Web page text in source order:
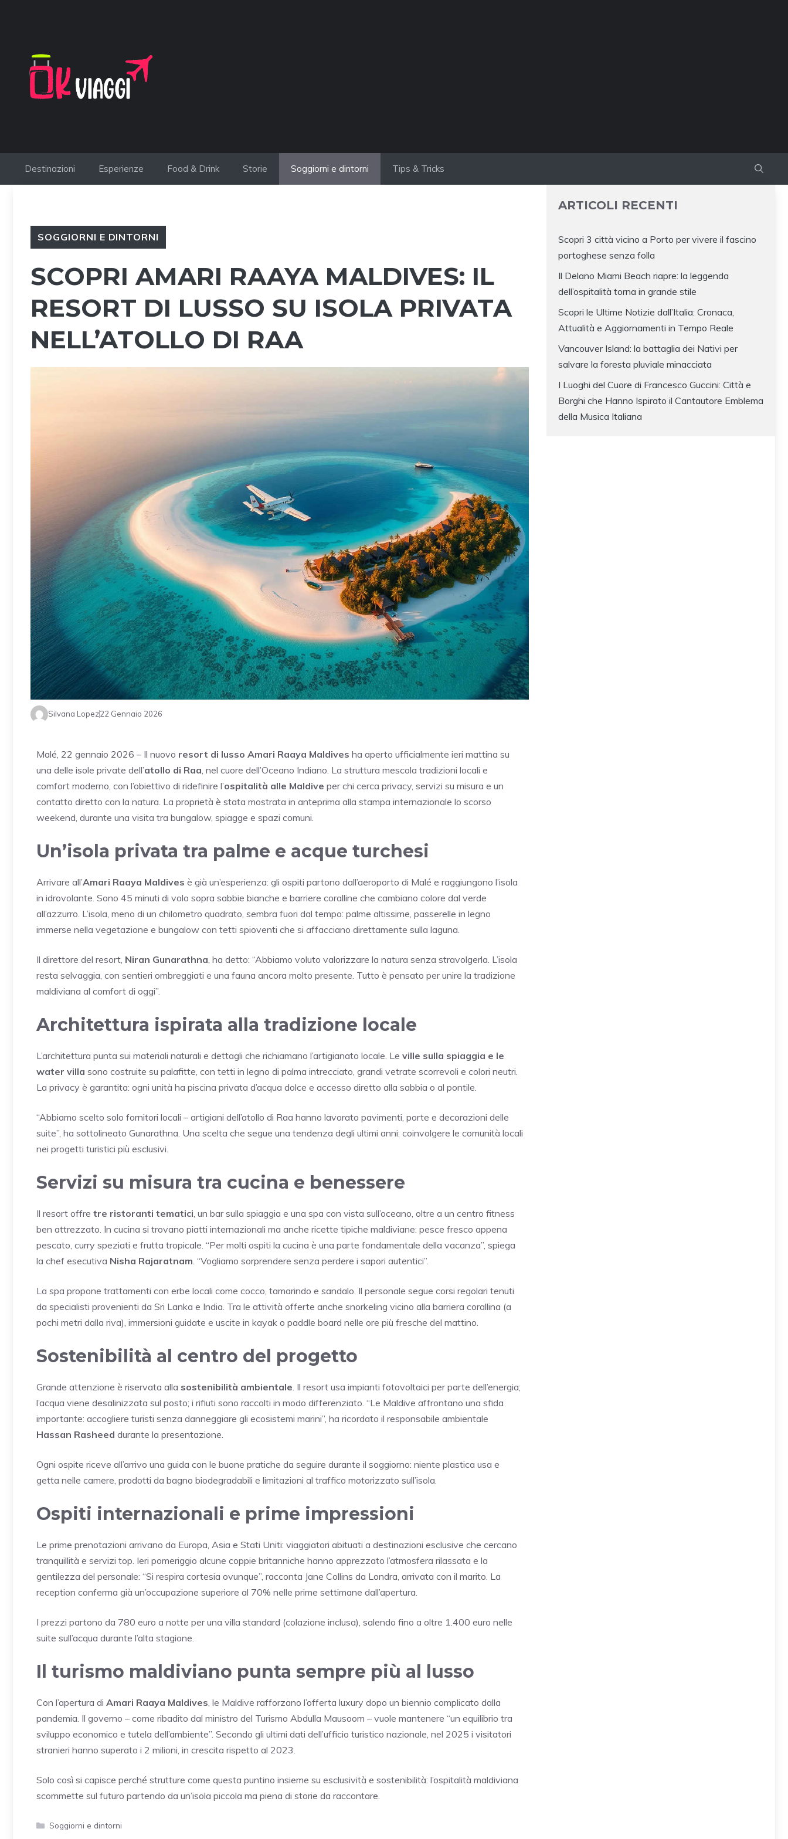
Destinazioni Esperienze Food & Drink Storie Soggiorni e dintorni Tips & Tricks
SOGGIORNI E DINTORNI
SCOPRI AMARI RAAYA MALDIVES: IL
RESORT DI LUSSO SU ISOLA PRIVATA
NELL’ATOLLO DI RAA
Silvana Lopez22 Gennaio 2026
Malé, 22 gennaio 2026 – Il nuovo resort di lusso Amari Raaya Maldives ha aperto ufficialmente ieri mattina su
una delle isole private dell’atollo di Raa , nel cuore dell’Oceano Indiano. La struttura mescola tradizioni locali e
comfort moderno, con l’obiettivo di ridefinire l’ospitalità alle Maldive per chi cerca privacy, servizi su misura e un
contatto diretto con la natura. La proprietà è stata mostrata in anteprima alla stampa internazionale lo scorso
weekend, durante una visita tra bungalow, spiagge e spazi comuni.
Un’isola privata tra palme e acque turchesi
Arrivare all’Amari Raaya Maldives è già un’esperienza: gli ospiti partono dall’aeroporto di Malé e raggiungono l’isola
in idrovolante. Sono 45 minuti di volo sopra sabbie bianche e barriere coralline che cambiano colore dal verde
all’azzurro. L’isola, meno di un chilometro quadrato, sembra fuori dal tempo: palme altissime, passerelle in legno
immerse nella vegetazione e bungalow con tetti spioventi che si affacciano direttamente sulla laguna.
Il direttore del resort, Niran Gunarathna , ha detto: “Abbiamo voluto valorizzare la natura senza stravolgerla. L’isola
resta selvaggia, con sentieri ombreggiati e una fauna ancora molto presente. Tutto è pensato per unire la tradizione
maldiviana al comfort di oggi”.
Architettura ispirata alla tradizione locale
L’architettura punta sui materiali naturali e dettagli che richiamano l’artigianato locale. Le ville sulla spiaggia e le
water villa sono costruite su palafitte, con tetti in legno di palma intrecciato, grandi vetrate scorrevoli e colori neutri.
La privacy è garantita: ogni unità ha piscina privata d’acqua dolce e accesso diretto alla sabbia o al pontile.
“Abbiamo scelto solo fornitori locali – artigiani dell’atollo di Raa hanno lavorato pavimenti, porte e decorazioni delle
suite”, ha sottolineato Gunarathna. Una scelta che segue una tendenza degli ultimi anni: coinvolgere le comunità locali
nei progetti turistici più esclusivi.
Servizi su misura tra cucina e benessere
Il resort offre tre ristoranti tematici , un bar sulla spiaggia e una spa con vista sull’oceano, oltre a un centro fitness
ben attrezzato. In cucina si trovano piatti internazionali ma anche ricette tipiche maldiviane: pesce fresco appena
pescato, curry speziati e frutta tropicale. “Per molti ospiti la cucina è una parte fondamentale della vacanza”, spiega
la chef esecutiva Nisha Rajaratnam . “Vogliamo sorprendere senza perdere i sapori autentici”.
La spa propone trattamenti con erbe locali come cocco, tamarindo e sandalo. Il personale segue corsi regolari tenuti
da specialisti provenienti da Sri Lanka e India. Tra le attività offerte anche snorkeling vicino alla barriera corallina (a
pochi metri dalla riva), immersioni guidate e uscite in kayak o paddle board nelle ore più fresche del mattino.
Sostenibilità al centro del progetto
Grande attenzione è riservata alla sostenibilità ambientale . Il resort usa impianti fotovoltaici per parte dell’energia;
l’acqua viene desalinizzata sul posto; i rifiuti sono raccolti in modo differenziato. “Le Maldive affrontano una sfida
importante: accogliere turisti senza danneggiare gli ecosistemi marini”, ha ricordato il responsabile ambientale
Hassan Rasheed durante la presentazione.
Ogni ospite riceve all’arrivo una guida con le buone pratiche da seguire durante il soggiorno: niente plastica usa e
getta nelle camere, prodotti da bagno biodegradabili e limitazioni al traffico motorizzato sull’isola.
Ospiti internazionali e prime impressioni
Le prime prenotazioni arrivano da Europa, Asia e Stati Uniti: viaggiatori abituati a destinazioni esclusive che cercano
tranquillità e servizi top. Ieri pomeriggio alcune coppie britanniche hanno apprezzato l’atmosfera rilassata e la
gentilezza del personale: “Si respira cortesia ovunque”, racconta Jane Collins da Londra, arrivata con il marito. La
reception conferma già un’occupazione superiore al 70% nelle prime settimane dall’apertura.
I prezzi partono da 780 euro a notte per una villa standard (colazione inclusa), salendo fino a oltre 1.400 euro nelle
suite sull’acqua durante l’alta stagione.
Il turismo maldiviano punta sempre più al lusso
Con l’apertura di Amari Raaya Maldives , le Maldive rafforzano l’offerta luxury dopo un biennio complicato dalla
pandemia. Il governo – come ribadito dal ministro del Turismo Abdulla Mausoom – vuole mantenere “un equilibrio tra
sviluppo economico e tutela dell’ambiente”. Secondo gli ultimi dati dell’ufficio turistico nazionale, nel 2025 i visitatori
stranieri hanno superato i 2 milioni, in crescita rispetto al 2023.
Solo così si capisce perché strutture come questa puntino insieme su esclusività e sostenibilità: l’ospitalità maldiviana
scommette sul futuro partendo da un’isola piccola ma piena di storie da raccontare.
Categorie
Soggiorni e dintorni
ARTICOLI RECENTI
Scopri 3 città vicino a Porto per vivere il fascino
portoghese senza folla
Il Delano Miami Beach riapre: la leggenda
dell’ospitalità torna in grande stile
Scopri le Ultime Notizie dall’Italia: Cronaca,
Attualità e Aggiornamenti in Tempo Reale
Vancouver Island: la battaglia dei Nativi per
salvare la foresta pluviale minacciata
I Luoghi del Cuore di Francesco Guccini: Città e
Borghi che Hanno Ispirato il Cantautore Emblema
della Musica Italiana